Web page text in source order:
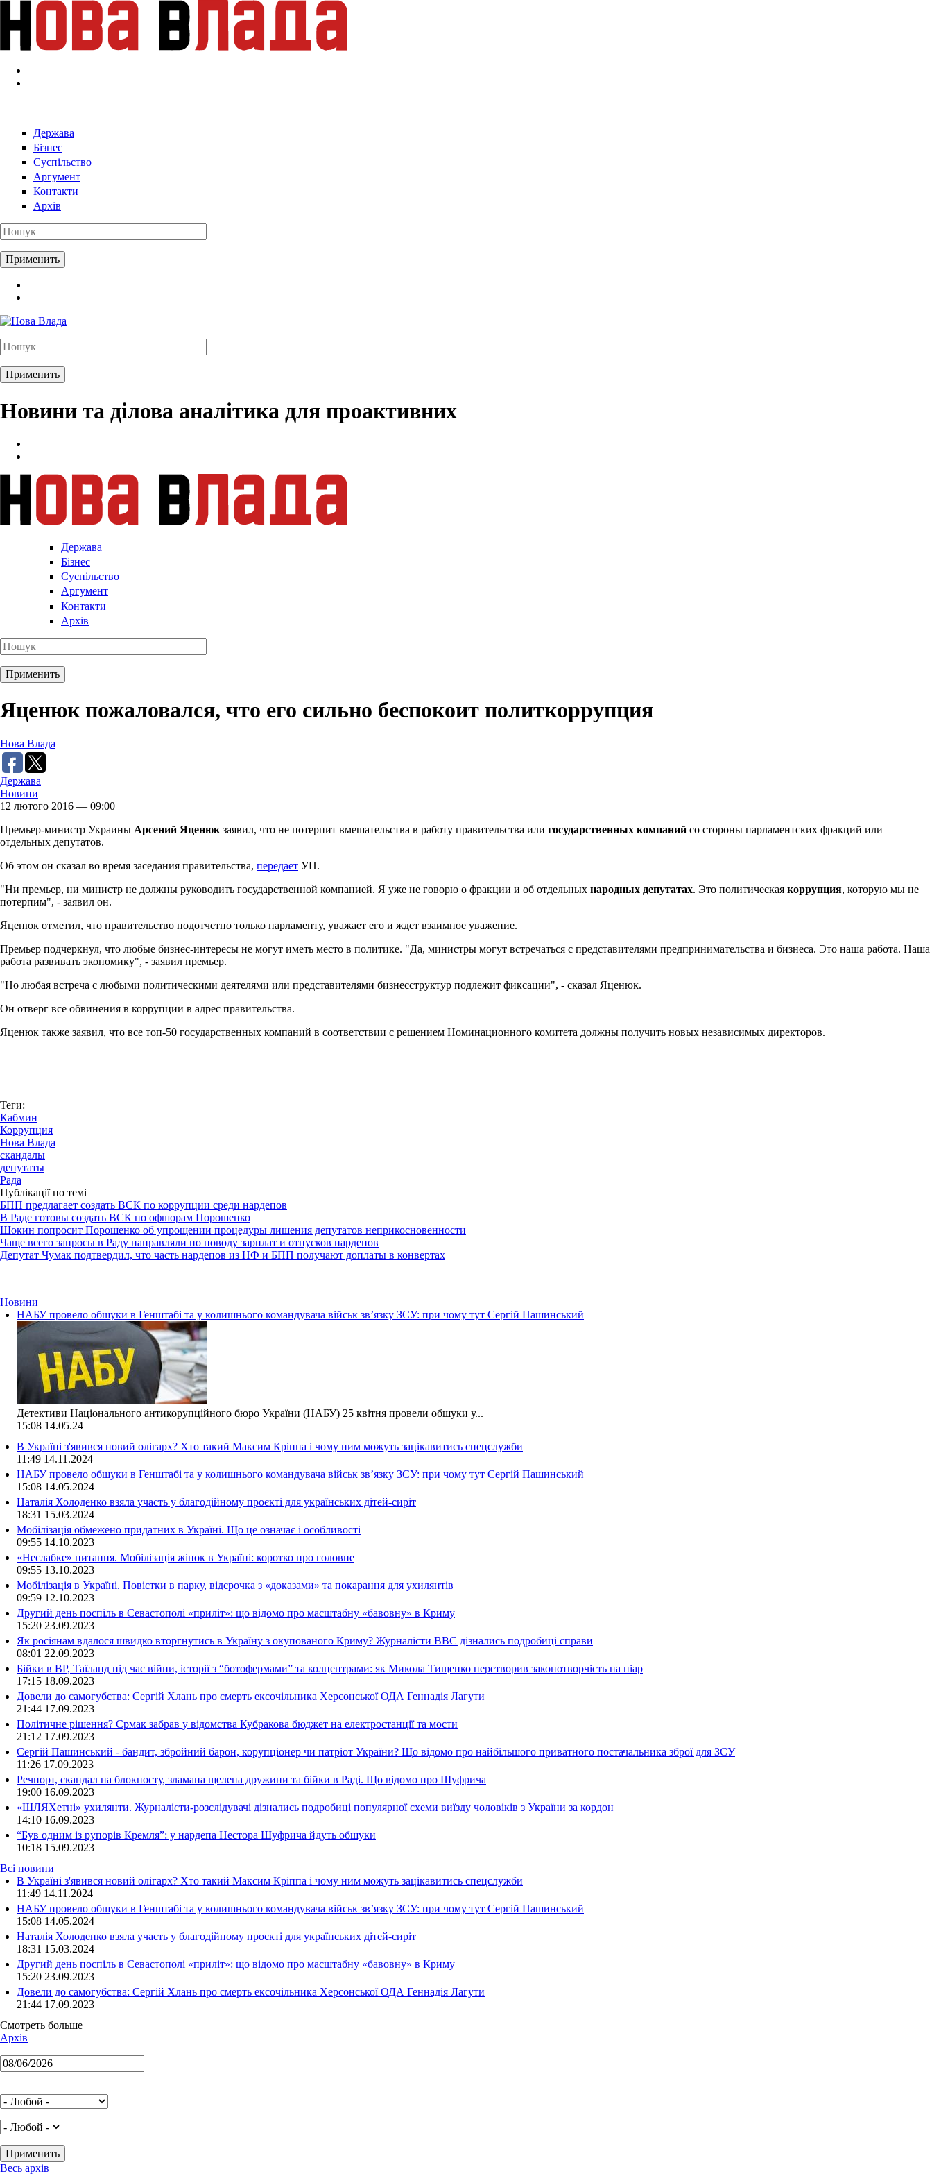
Перейти к основному содержанию
Держава
Бізнес
Суспільство
Аргумент
Контакти
Архів
Новини та ділова аналітика для проактивних
Держава
Бізнес
Суспільство
Аргумент
Контакти
Архів
Яценюк пожаловался, что его сильно беспокоит политкоррупция
Нова Влада
Держава
Новини
12 лютого 2016 — 09:00
Премьер-министр Украины Арсений Яценюк заявил, что не потерпит вмешательства в работу правительства или государственных компаний со стороны парламентских фракций или
отдельных депутатов.
Об этом он сказал во время заседания правительства, передает УП.
"Ни премьер, ни министр не должны руководить государственной компанией. Я уже не говорю о фракции и об отдельных народных депутатах. Это политическая коррупция, которую мы не
потерпим", - заявил он.
Яценюк отметил, что правительство подотчетно только парламенту, уважает его и ждет взаимное уважение.
Премьер подчеркнул, что любые бизнес-интересы не могут иметь место в политике. "Да, министры могут встречаться с представителями предпринимательства и бизнеса. Это наша работа. Наша
работа развивать экономику", - заявил премьер.
"Но любая встреча с любыми политическими деятелями или представителями бизнесструктур подлежит фиксации", - сказал Яценюк.
Он отверг все обвинения в коррупции в адрес правительства.
Яценюк также заявил, что все топ-50 государственных компаний в соответствии с решением Номинационного комитета должны получить новых независимых директоров.
Теги:
Кабмин
Коррупция
Нова Влада
скандалы
депутаты
Рада
Публікації по темі
БПП предлагает создать ВСК по коррупции среди нардепов
В Раде готовы создать ВСК по офшорам Порошенко
Шокин попросит Порошенко об упрощении процедуры лишения депутатов неприкосновенности
Чаще всего запросы в Раду направляли по поводу зарплат и отпусков нардепов
Депутат Чумак подтвердил, что часть нардепов из НФ и БПП получают доплаты в конвертах
Новини
НАБУ провело обшуки в Генштабі та у колишнього командувача військ зв’язку ЗСУ: при чому тут Сергій Пашинський
Детективи Національного антикорупційного бюро України (НАБУ) 25 квітня провели обшуки у...
15:08 14.05.24
В Україні з'явився новий олігарх? Хто такий Максим Кріппа і чому ним можуть зацікавитись спецслужби
11:49 14.11.2024
НАБУ провело обшуки в Генштабі та у колишнього командувача військ зв’язку ЗСУ: при чому тут Сергій Пашинський
15:08 14.05.2024
Наталія Холоденко взяла участь у благодійному проєкті для українських дітей-сиріт
18:31 15.03.2024
Мобілізація обмежено придатних в Україні. Що це означає і особливості
09:55 14.10.2023
«Неслабке» питання. Мобілізація жінок в Україні: коротко про головне
09:55 13.10.2023
Мобілізація в Україні. Повістки в парку, відсрочка з «доказами» та покарання для ухилянтів
09:59 12.10.2023
Другий день поспіль в Севастополі «приліт»: що відомо про масштабну «бавовну» в Криму
15:20 23.09.2023
Як росіянам вдалося швидко вторгнутись в Україну з окупованого Криму? Журналісти ВВС дізнались подробиці справи
08:01 22.09.2023
Бійки в ВР, Таїланд під час війни, історії з “ботофермами” та колцентрами: як Микола Тищенко перетворив законотворчість на піар
17:15 18.09.2023
Довели до самогубства: Сергій Хлань про смерть ексочільника Херсонської ОДА Геннадія Лагути
21:44 17.09.2023
Політичне рішення? Єрмак забрав у відомства Кубракова бюджет на електростанції та мости
21:12 17.09.2023
Сергій Пашинський - бандит, збройний барон, корупціонер чи патріот України? Що відомо про найбільшого приватного постачальника зброї для ЗСУ
11:26 17.09.2023
Речпорт, скандал на блокпосту, зламана щелепа дружини та бійки в Раді. Що відомо про Шуфрича
19:00 16.09.2023
«ШЛЯХетні» ухилянти. Журналісти-розслідувачі дізнались подробиці популярної схеми виїзду чоловіків з України за кордон
14:10 16.09.2023
“Був одним із рупорів Кремля”: у нардепа Нестора Шуфрича йдуть обшуки
10:18 15.09.2023
Всі новини
В Україні з'явився новий олігарх? Хто такий Максим Кріппа і чому ним можуть зацікавитись спецслужби
11:49 14.11.2024
НАБУ провело обшуки в Генштабі та у колишнього командувача військ зв’язку ЗСУ: при чому тут Сергій Пашинський
15:08 14.05.2024
Наталія Холоденко взяла участь у благодійному проєкті для українських дітей-сиріт
18:31 15.03.2024
Другий день поспіль в Севастополі «приліт»: що відомо про масштабну «бавовну» в Криму
15:20 23.09.2023
Довели до самогубства: Сергій Хлань про смерть ексочільника Херсонської ОДА Геннадія Лагути
21:44 17.09.2023
Смотреть больше
Архів
Весь архів